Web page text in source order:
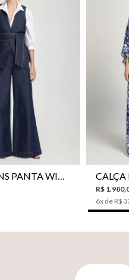
40 44
CALÇA JEANS PANTA WIDE LE LIS ISIS FEMININA
34
R$ 1.980,
6x de R$